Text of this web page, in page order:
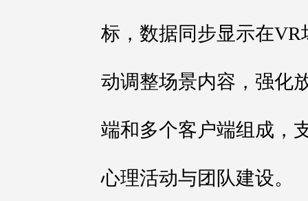
标，数据同步显示在
动调整场景内容，强化
端和多个客户端组成，
心理活动与团队建设。